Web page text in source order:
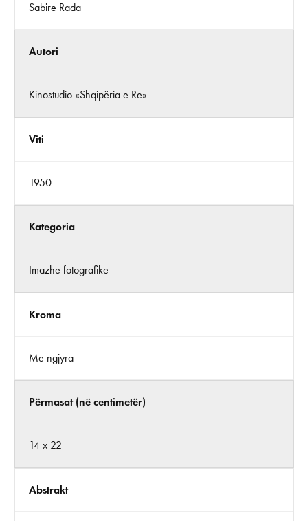
Sabire Rada
Autori
Kinostudio «Shqipëria e Re»
Viti
1950
Kategoria
Imazhe fotografike
Kroma
Me ngjyra
Përmasat (në centimetër)
14 x 22
Abstrakt